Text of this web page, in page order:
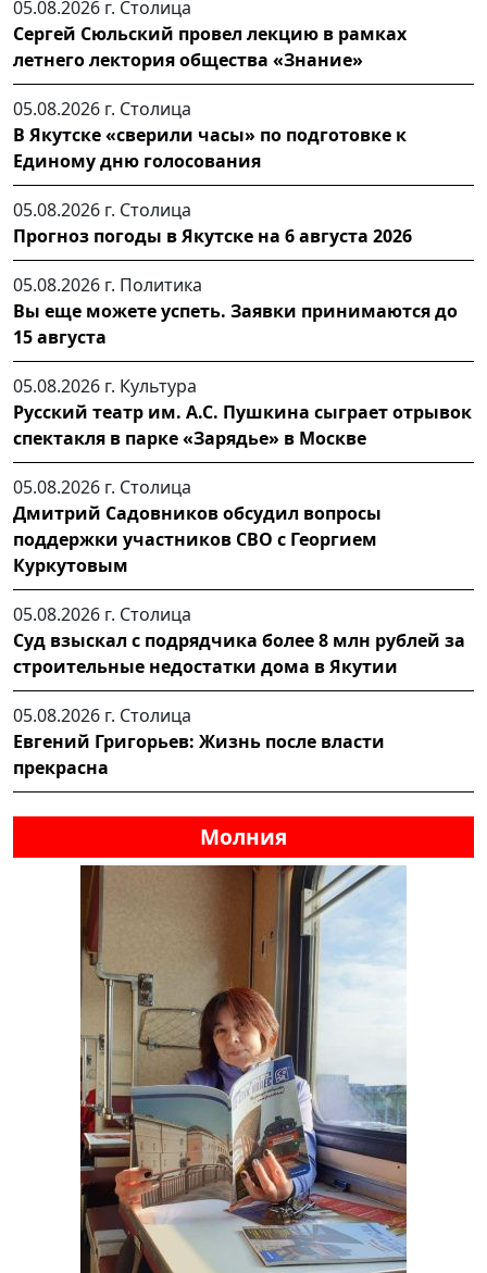
05.08.2026 г. Столица
Сергей Сюльский провел лекцию в рамках
летнего лектория общества «Знание»
05.08.2026 г. Столица
В Якутске «сверили часы» по подготовке к
Единому дню голосования
05.08.2026 г. Столица
Прогноз погоды в Якутске на 6 августа 2026
05.08.2026 г. Политика
Вы еще можете успеть. Заявки принимаются до
15 августа
05.08.2026 г. Культура
Русский театр им. А.С. Пушкина сыграет отрывок
спектакля в парке «Зарядье» в Москве
05.08.2026 г. Столица
Дмитрий Садовников обсудил вопросы
поддержки участников СВО с Георгием
Куркутовым
05.08.2026 г. Столица
Суд взыскал с подрядчика более 8 млн рублей за
строительные недостатки дома в Якутии
05.08.2026 г. Столица
Евгений Григорьев: Жизнь после власти
прекрасна
Молния